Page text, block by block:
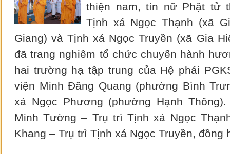
thiện nam, tín nữ Phật tử
Tịnh xá Ngọc Thạnh (xã
Giang) và Tịnh xá Ngọc Truyền (xã Gia
đã trang nghiêm tổ chức chuyến hành
hai trường hạ tập trung của Hệ phái
viện Minh Đăng Quang (phường Bình
xá Ngọc Phương (phường Hạnh
Minh Tường – Trụ trì Tịnh xá Ngọc
Khang – Trụ trì Tịnh xá Ngọc Truyền, đồng